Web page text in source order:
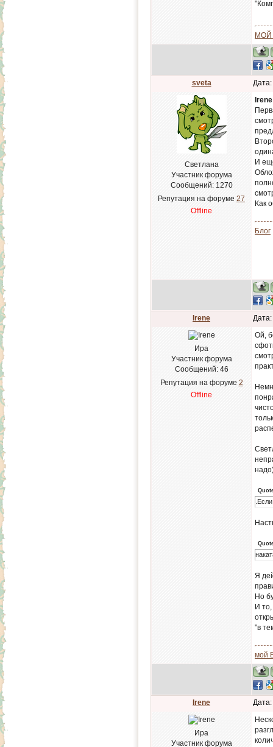
МОЙ
sveta
Светлана
Участник форума
Сообщений: 1270
Репутация на форуме 27
Offline
Irene
И
Как
Блог
Irene
Ира
Участник форума
Сообщений: 46
Репутация на форуме 2
Offline
Ой,
Я
Но
И
"в
мой
Irene
Ира
Участник форума